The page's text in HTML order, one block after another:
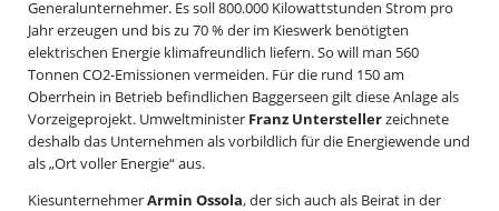
Generalunternehmer. Es soll 800.000 Kilowattstunden Strom pro
Jahr erzeugen und bis zu 70 % der im Kieswerk benötigten
elektrischen Energie klimafreundlich liefern. So will man 560
Tonnen CO2-Emissionen vermeiden. Für die rund 150 am
Oberrhein in Betrieb befindlichen Baggerseen gilt diese Anlage als
Vorzeigeprojekt. Umweltminister Franz Unterstellerzeichnete
deshalb das Unternehmen als vorbildlich für die Energiewende und
als „Ort voller Energie“ aus.
KiesunternehmerArmin Ossola, der sich auch als Beirat in der